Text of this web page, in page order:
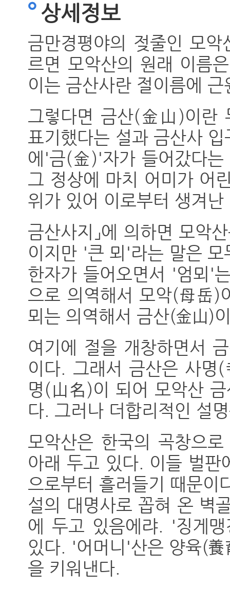
상세정보
금만경평야의 젖줄인 모
르면 모악산의 원래 이름
이는 금산사란 절이름에
그렇다면 금산(金山)이란
표기했다는 설과 금산사
에'금(金)'자가 들어갔다
그 정상에 마치 어미가 어
위가 있어 이로부터 생겨
금산사지」에 의하면 모악
이지만 '큰 뫼'라는 말은
한자가 들어오면서 '엄뫼'
으로 의역해서 모악(母岳)
뫼는 의역해서 금산(金山)
여기에 절을 개창하면서
이다. 그래서 금산은 사명
명(山名)이 되어 모악산
다. 그러나 더합리적인 설
모악산은 한국의 곡창으
아래 두고 있다. 이들 벌판
으로부터 흘러들기 때문이
설의 대명사로 꼽혀 온 벽
에 두고 있음에랴. '징게
있다. '어머니'산은 양육(
을 키워낸다.